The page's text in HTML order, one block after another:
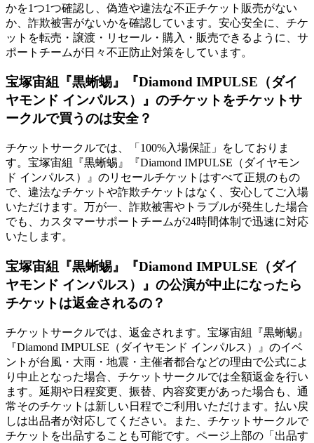
かを1つ1つ確認し、偽造や違法な不正チケット販売がない
か、詐欺被害がないかを確認しています。安心安全に、チケ
ットを転売・譲渡・リセール・購入・販売できるように、サ
ポートチームが日々不正防止対策をしています。
宝塚宙組『黒蜥蜴』『Diamond IMPULSE（ダイ
ヤモンド インパルス）』のチケットをチケットサ
ークルで買うのは安全？
チケットサークルでは、「100%入場保証」をしておりま
す。宝塚宙組『黒蜥蜴』『Diamond IMPULSE（ダイヤモン
ド インパルス）』のリセールチケットはすべて正規のもの
で、違法なチケットや詐欺チケットはなく、安心してご入場
いただけます。万が一、詐欺被害やトラブルが発生した場合
でも、カスタマーサポートチームが24時間体制で迅速に対応
いたします。
宝塚宙組『黒蜥蜴』『Diamond IMPULSE（ダイ
ヤモンド インパルス）』の公演が中止になったら
チケットは返金されるの？
チケットサークルでは、返金されます。宝塚宙組『黒蜥蜴』
『Diamond IMPULSE（ダイヤモンド インパルス）』のイベ
ントが台風・大雨・地震・主催者都合などの理由で公式によ
り中止となった場合、チケットサークルでは全額返金を行い
ます。延期や日程変更、振替、内容変更があった場合も、通
常そのチケットは新しい日程でご利用いただけます。払い戻
しは出品者が対応してください。また、チケットサークルで
チケットを出品することも可能です。ページ上部の「出品す